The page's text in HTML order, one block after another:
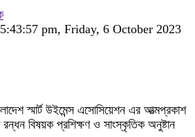
pm, Friday, 6 October 2023
স্মার্ট উইমেন্স এসোসিয়েশন এর আত্মপ্রকাশ
বিষয়ক প্রশিক্ষণ ও সাংস্কৃতিক অনুষ্টান